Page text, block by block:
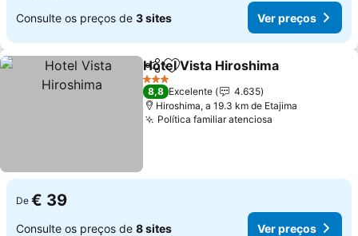
Consulte os preços de 3 sites Ver preços
PartilharAdicionar aos favoritos
Hotel Vista Hiroshima
3 Estrelas
8,8 Excelente
4.635
Hiroshima, a 19.3 km de Etajima
Política familiar atenciosa
De € 39
Consulte os preços de 8 sites Ver preços